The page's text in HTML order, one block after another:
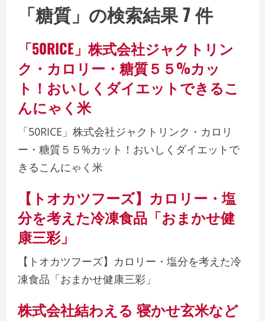
「糖質」の検索結果 7 件
「50RICE」株式会社ジャクトリン
ク・カロリー・糖質５５%カッ
ト！おいしくダイエットできるこ
んにゃく米
「50RICE」株式会社ジャクトリンク・カロリ
ー・糖質５５%カット！おいしくダイエットで
きるこんにゃく米
【トオカツフーズ】カロリー・塩
分を考えた冷凍食品「おまかせ健
康三彩」
【トオカツフーズ】カロリー・塩分を考えた冷
凍食品「おまかせ健康三彩」
株式会社結わえる 寝かせ玄米など